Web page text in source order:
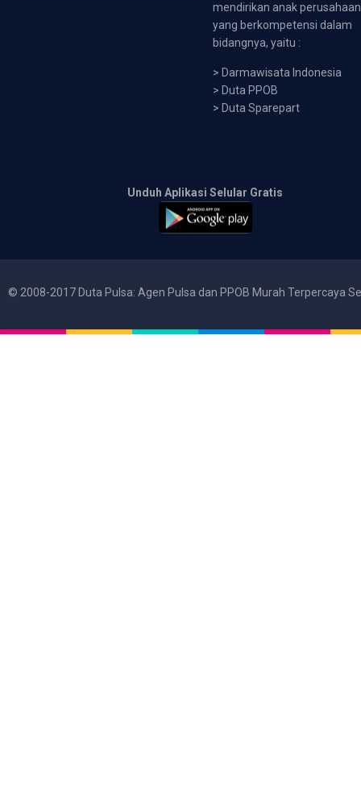
mendirikan anak perusahaan
yang berkompetensi dalam
bidangnya, yaitu :
> Darmawisata Indonesia
> Duta PPOB
> Duta Sparepart
Unduh Aplikasi Selular Gratis
© 2008-2017 Duta Pulsa: Agen Pulsa dan PPOB Murah Terpercaya